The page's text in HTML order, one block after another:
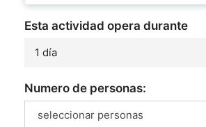
Esta actividad opera durante
1 día
Numero de personas:
seleccionar personas